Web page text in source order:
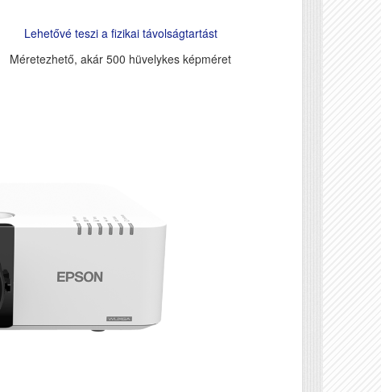
Lehetővé teszi a fizikai távolságtartást
Méretezhető, akár 500 hüvelykes képméret